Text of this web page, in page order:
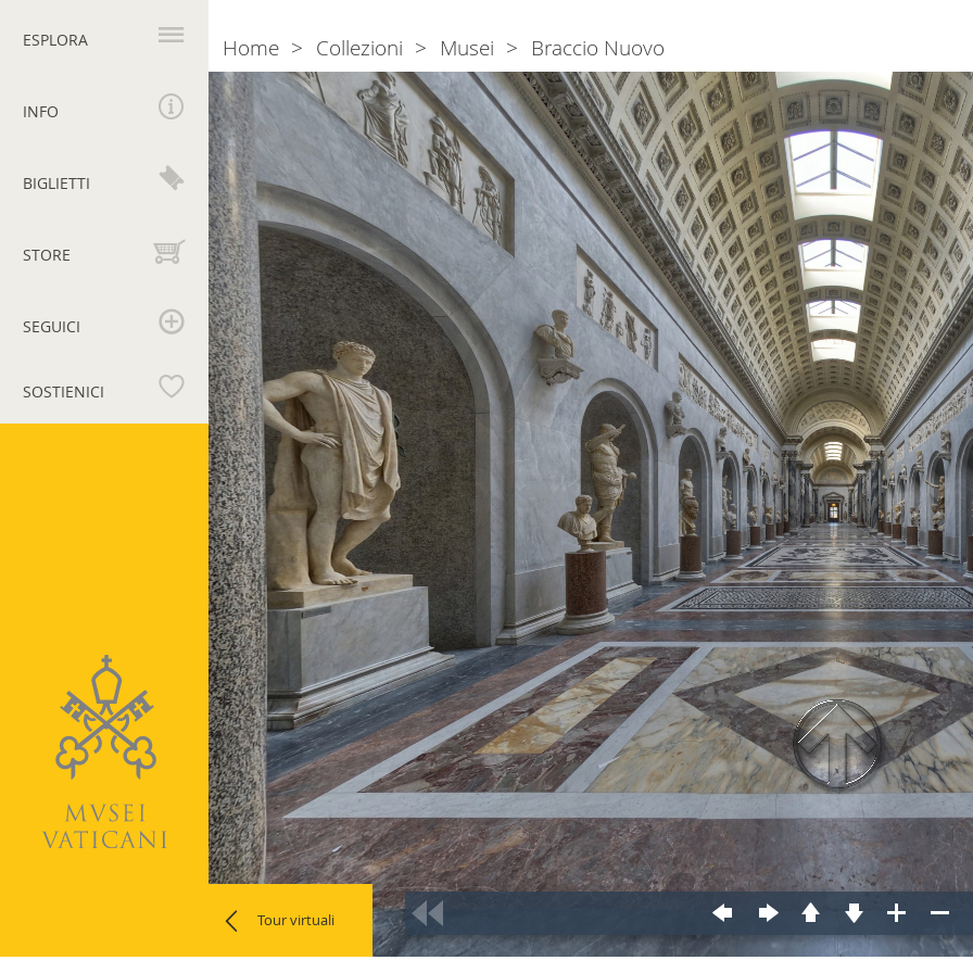
principale
ESPLORA
INFO
BIGLIETTI
STORE
SEGUICI
SOSTIENICI
Tour virtuali
Breadcrumb
Home Collezioni Musei Braccio Nuovo